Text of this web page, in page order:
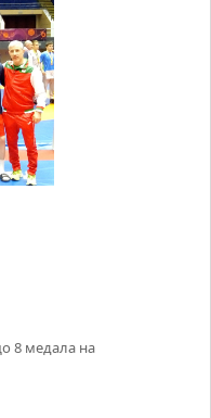
8 медала на